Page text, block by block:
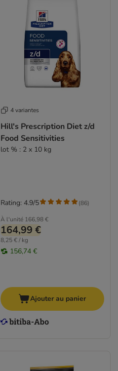
4 variantes
Hill's Prescription Diet z/d
Food Sensitivities
lot % : 2 x 10 kg
À l'unité 166,98 €
164,99 €
8,25 € / kg
156,74 €
Rating: 4.9/5 (86)
Ajouter au panier